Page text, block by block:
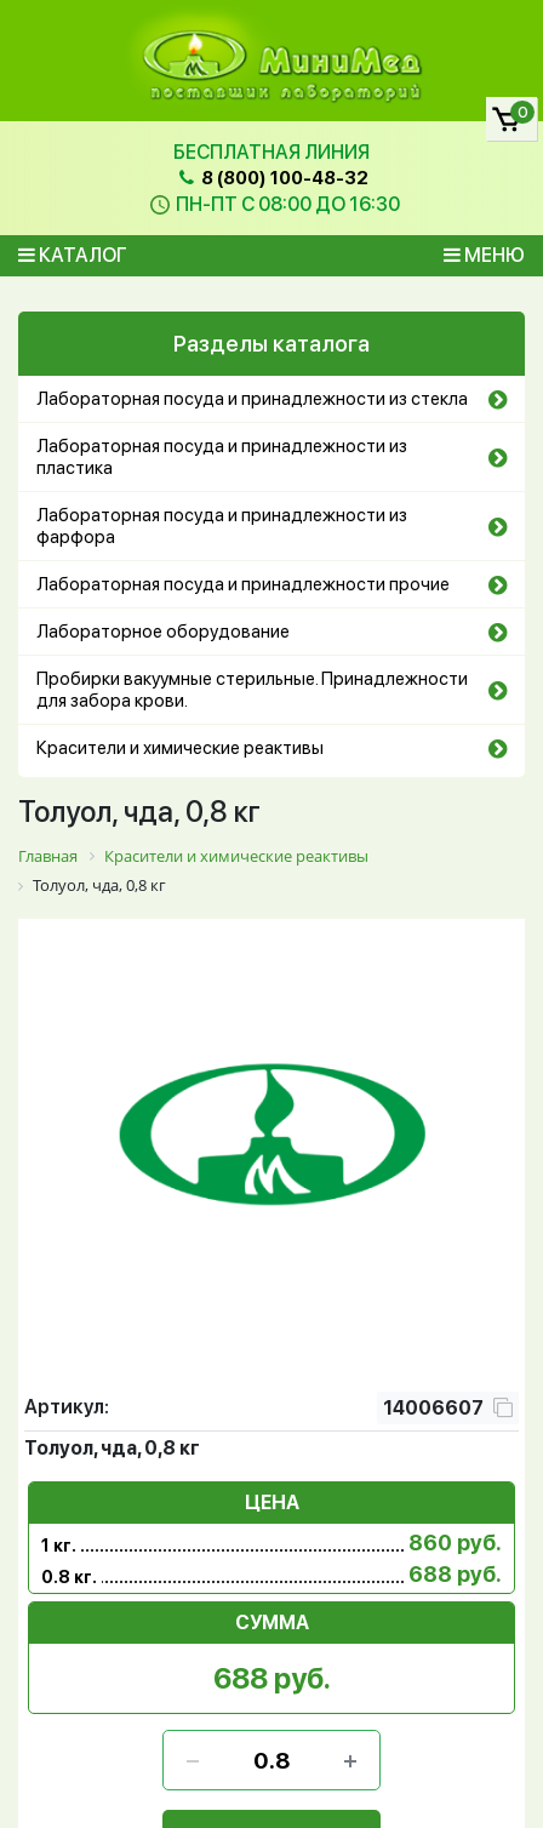
БЕСПЛАТНАЯ ЛИНИЯ
8 (800) 100-48-32
ПН-ПТ С 08:00 ДО 16:30
КАТАЛОГ МЕНЮ
0
Разделы каталога
Лабораторная посуда и принадлежности из стекла
Лабораторная посуда и принадлежности из
пластика
Лабораторная посуда и принадлежности из
фарфора
Лабораторная посуда и принадлежности прочие
Лабораторное оборудование
Пробирки вакуумные стерильные. Принадлежности
для забора крови.
Красители и химические реактивы
Толуол, чда, 0,8 кг
Главная
Красители и химические реактивы
Толуол, чда, 0,8 кг
Артикул:
14006607
Толуол, чда, 0,8 кг
ЦЕНА
1 кг. 860 руб.
0.8 кг. 688 руб.
СУММА
688 руб.